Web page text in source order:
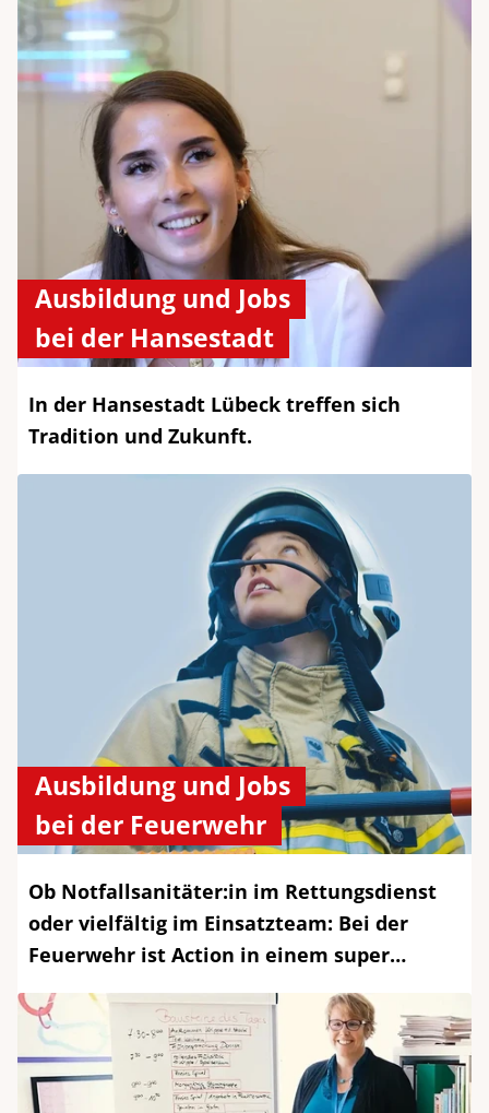
Ausbildung und Jobs
bei der Hansestadt
In der Hansestadt Lübeck treffen sich
Tradition und Zukunft.
Ausbildung und Jobs
bei der Feuerwehr
Ob Notfallsanitäter:in im Rettungsdienst
oder vielfältig im Einsatzteam: Bei der
Feuerwehr ist Action in einem super…